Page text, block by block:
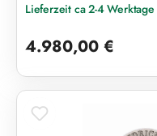
Lieferzeit ca 2-4 Werktage
4.980,00 €